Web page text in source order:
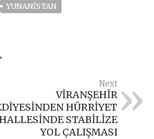
YUNANISTAN
Next
VİRANŞEHİR
HÜRRİYET
STABİLİZE
YOL ÇALIŞMASI